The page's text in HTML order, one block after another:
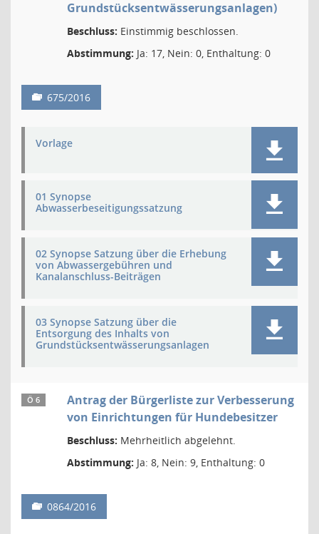
Grundstücksentwässerungsanlagen)
Beschluss: Einstimmig beschlossen.
Abstimmung: Ja: 17, Nein: 0, Enthaltung: 0
675/2016
Vorlage
01 Synopse
Abwasserbeseitigungssatzung
02 Synopse Satzung über die Erhebung
von Abwassergebühren und
Kanalanschluss-Beiträgen
03 Synopse Satzung über die
Entsorgung des Inhalts von
Grundstücksentwässerungsanlagen
Ö 6
Antrag der Bürgerliste zur Verbesserung
von Einrichtungen für Hundebesitzer
Beschluss: Mehrheitlich abgelehnt.
Abstimmung: Ja: 8, Nein: 9, Enthaltung: 0
0864/2016